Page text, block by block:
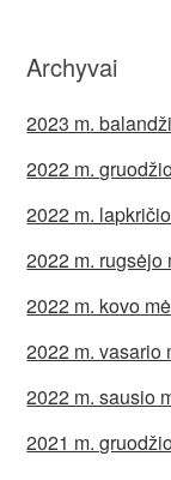
Archyvai
2023 m.
2022 m.
2022 m.
2022 m. rugsėjo
2022 m. kovo
2022 m. vasario
2022 m. sausio
2021 m.